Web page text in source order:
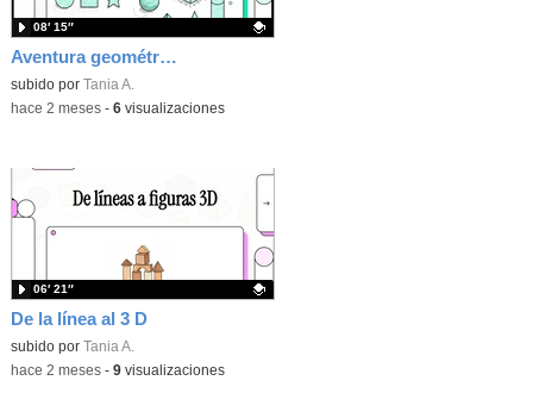
Aventura geométrica.
Contenido educativo.
subido por Tania A.
08′ 15″
-hace 2 meses- 6visualizaciones
De la línea al 3 D
Contenido educativo.
subido por Tania A.
06′ 21″
-hace 2 meses- 9visualizaciones